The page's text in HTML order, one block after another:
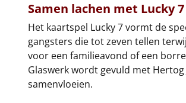
Samen lachen met Lucky 7
Het kaartspel Lucky 7 vormt de
gangsters die tot zeven tellen
voor een familieavond of een
Glaswerk wordt gevuld met
samenvloeien.